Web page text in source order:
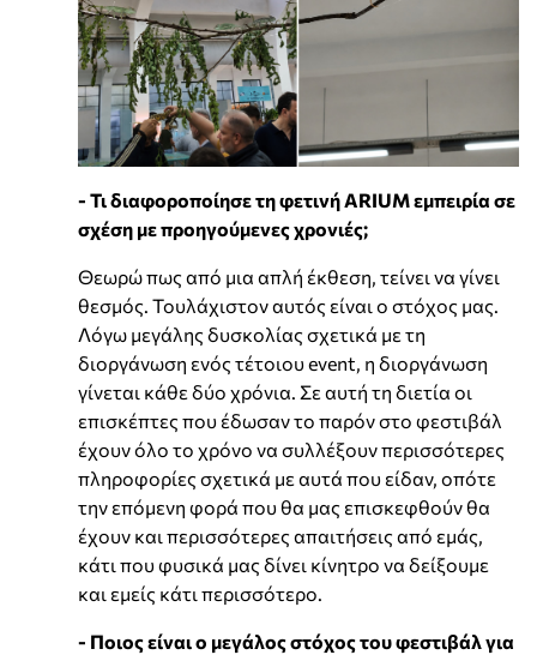
- Τι διαφοροποίησε τη φετινή ARIUM εμπειρία σε
σχέση με προηγούμενες χρονιές;
Θεωρώ πως από μια απλή έκθεση, τείνει να γίνει
θεσμός. Τουλάχιστον αυτός είναι ο στόχος μας.
Λόγω μεγάλης δυσκολίας σχετικά με τη
διοργάνωση ενός τέτοιου event, η διοργάνωση
γίνεται κάθε δύο χρόνια. Σε αυτή τη διετία οι
επισκέπτες που έδωσαν το παρόν στο φεστιβάλ
έχουν όλο το χρόνο να συλλέξουν περισσότερες
πληροφορίες σχετικά με αυτά που είδαν, οπότε
την επόμενη φορά που θα μας επισκεφθούν θα
έχουν και περισσότερες απαιτήσεις από εμάς,
κάτι που φυσικά μας δίνει κίνητρο να δείξουμε
και εμείς κάτι περισσότερο.
- Ποιος είναι ο μεγάλος στόχος του φεστιβάλ για